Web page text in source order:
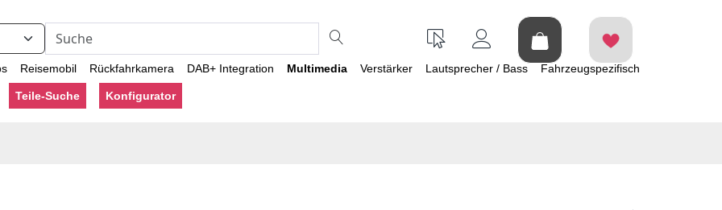
Reisemobil Rückfahrkamera DAB+ Integration Multimedia Verstärker Lautsprecher / Bass Fahrzeugspezifisch
Teile-Suche Konfigurator